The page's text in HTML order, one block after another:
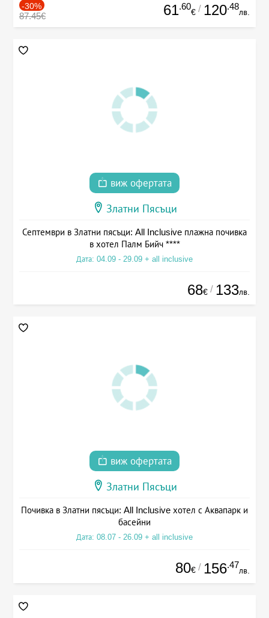
-30%
87.45€ 61.60
€ / 120.48
лв.
виж офертата
Златни Пясъци
Септември в Златни пясъци: All Inclusive плажна почивка
в хотел Палм Бийч ****
Дата: 04.09 - 29.09 + all inclusive
68€ / 133лв.
виж офертата
Златни Пясъци
Почивка в Златни пясъци: All Inclusive хотел с Аквапарк и
басейни
Дата: 08.07 - 26.09 + all inclusive
80€ / 156.47
лв.